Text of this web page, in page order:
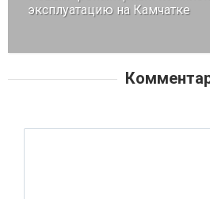
эксплуатацию на Камчатке